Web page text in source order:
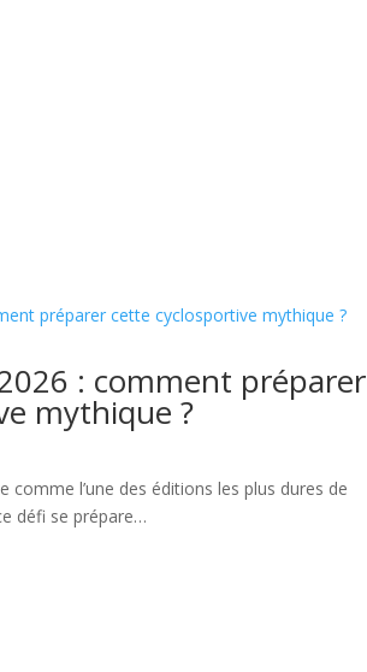
: comment préparer
mythique ?
comme l’une des éditions les plus dures de
défi se prépare…